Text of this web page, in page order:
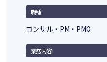
職種
コンサル・PM・PMO
業務内容